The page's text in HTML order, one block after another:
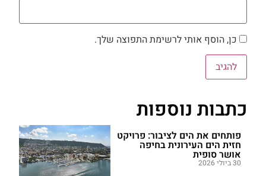
כן, הוסף אותי לרשימת התפוצה שלך.
כתבות נוספות
פותחים את הים לציבור: פרויקט
חזית הים העירונית בחיפה
אושר סופית
30 ביולי 2026